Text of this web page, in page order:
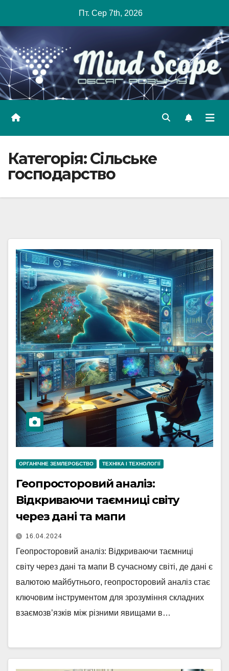
content
Пт. Сер 7th, 2026
Категорія:Сільське
господарство
ОРГАНІЧНЕ ЗЕМЛЕРОБСТВО ТЕХНІКА І ТЕХНОЛОГІЇ
Геопросторовий аналіз:
Відкриваючи таємниці світу
через дані та мапи
16.04.2024
Геопросторовий аналіз: Відкриваючи таємниці
світу через дані та мапи В сучасному світі, де дані є
валютою майбутнього, геопросторовий аналіз стає
ключовим інструментом для зрозуміння складних
взаємозв’язків між різними явищами в…